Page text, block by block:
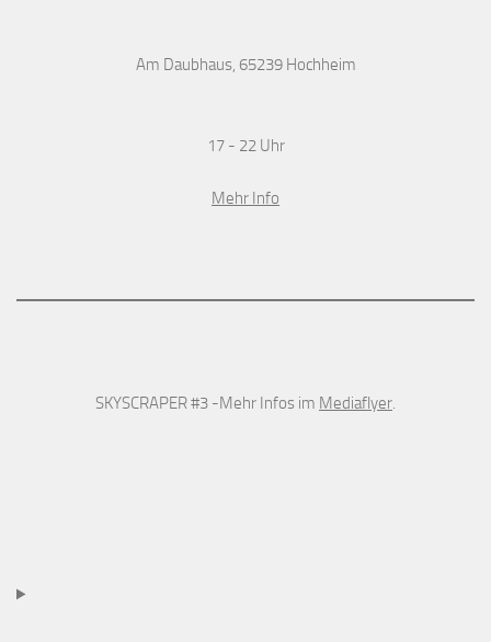
Am Daubhaus, 65239 Hochheim
17 - 22 Uhr
Mehr Info
SKYSCRAPER #3 -Mehr Infos im Mediaflyer.